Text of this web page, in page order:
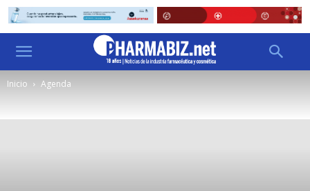
Inicio Agenda